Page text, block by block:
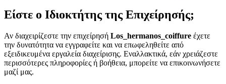
Είστε ο Ιδιοκτήτης της Επιχείρησής;
Αν διαχειρίζεστε την επιχείρησή Los_hermanos_coiffure έχετε
την δυνατότητα να εγγραφείτε και να επωφεληθείτε από
εξειδικευμένα εργαλεία διαχείρισης. Εναλλακτικά, εάν χρειάζεστε
περισσότερες πληροφορίες ή βοήθεια, μπορείτε να επικοινωνήσετε
μαζί μας.